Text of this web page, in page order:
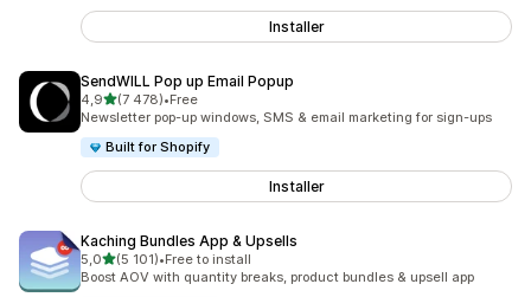
Installer
SendWILL Pop up Email Popup
4,9av 5 stjerner
(7 478)
Totalt 7478 omtaler
•Free
Newsletter pop-up windows, SMS & email marketing for sign-ups
Built for Shopify
Installer
Kaching Bundles App & Upsells
5,0av 5 stjerner
(5 101)
Totalt 5101 omtaler
•Free to install
Boost AOV with quantity breaks, product bundles & upsell app